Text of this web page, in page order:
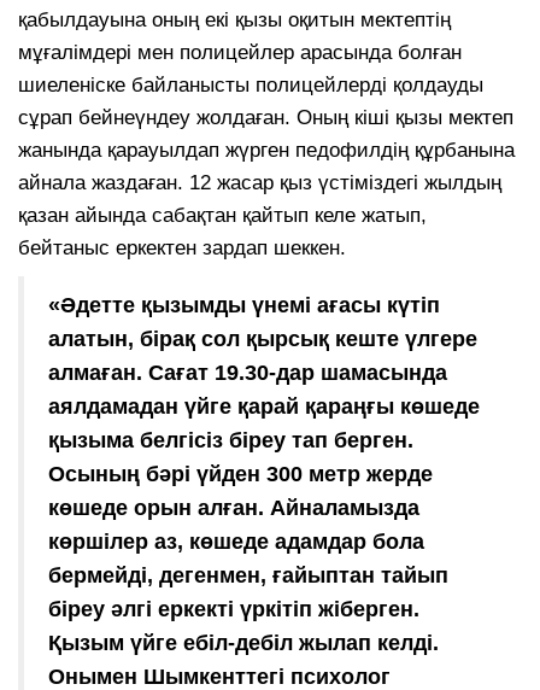
қабылдауына оның екі қызы оқитын мектептің
мұғалімдері мен полицейлер арасында болған
шиеленіске байланысты полицейлерді қолдауды
сұрап бейнеүндеу жолдаған. Оның кіші қызы мектеп
жанында қарауылдап жүрген педофилдің құрбанына
айнала жаздаған. 12 жасар қыз үстіміздегі жылдың
қазан айында сабақтан қайтып келе жатып,
бейтаныс еркектен зардап шеккен.
«Әдетте қызымды үнемі ағасы күтіп
алатын, бірақ сол қырсық кеште үлгере
алмаған. Сағат 19.30-дар шамасында
аялдамадан үйге қарай қараңғы көшеде
қызыма белгісіз біреу тап берген.
Осының бәрі үйден 300 метр жерде
көшеде орын алған. Айналамызда
көршілер аз, көшеде адамдар бола
бермейді, дегенмен, ғайыптан тайып
біреу әлгі еркекті үркітіп жіберген.
Қызым үйге ебіл-дебіл жылап келді.
Онымен Шымкенттегі психолог